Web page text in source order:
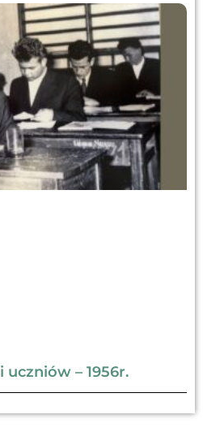
uczniów – 1956r.